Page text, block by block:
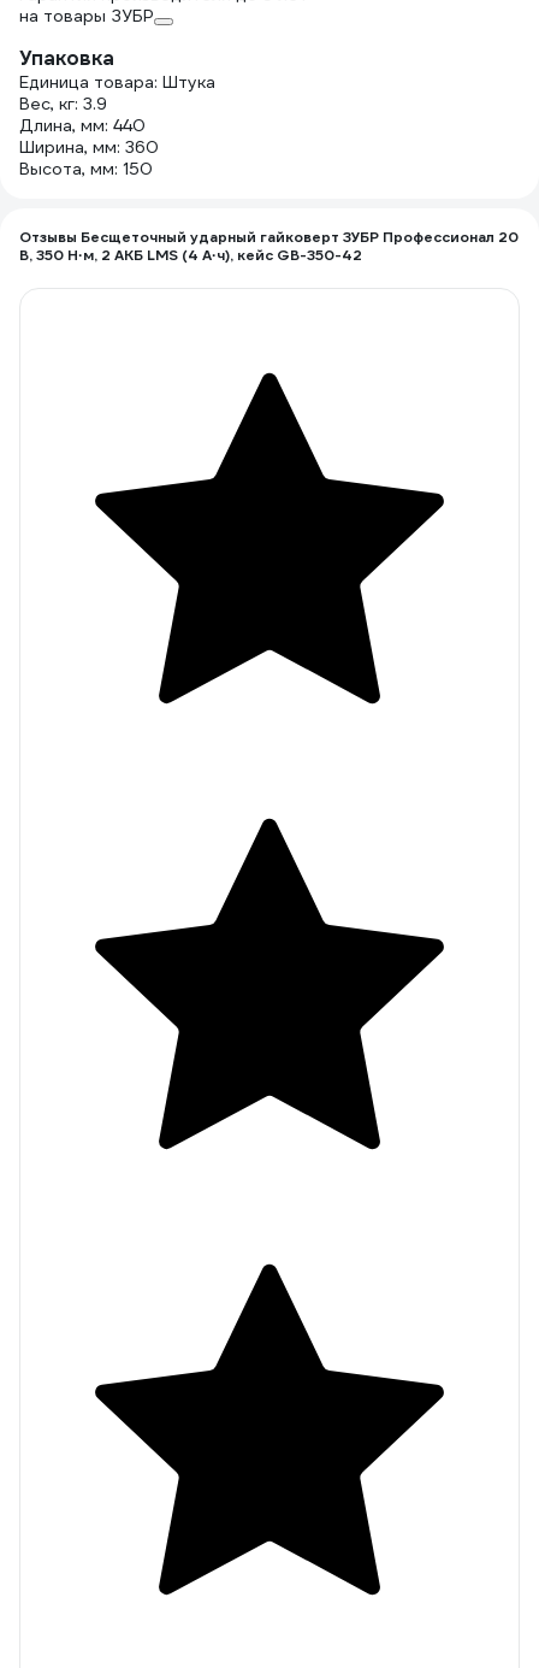
на товары ЗУБР
Упаковка
Единица товара: Штука
Вес, кг: 3.9
Длина, мм: 440
Ширина, мм: 360
Высота, мм: 150
Отзывы Бесщеточный ударный гайковерт ЗУБР Профессионал 20
В, 350 Н·м, 2 АКБ LMS (4 А·ч), кейс GB-350-42